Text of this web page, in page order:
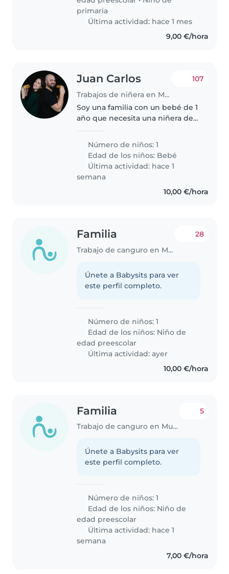
primaria
Última actividad: hace 1 mes
9,00 €/hora
Juan Carlos
Trabajos de niñera en Murcia
107
Soy una familia con un bebé de 1
año que necesita una niñera de
nuestro hijo enérgico, juguetón
e inteligente. Buscamos alguien
que se sienta cómoda con..
Número de niños: 1
Edad de los niños: Bebé
Última actividad: hace 1
semana
10,00 €/hora
Familia
Trabajo de canguro en Murcia
28
Únete a Babysits para ver
este perfil completo.
Número de niños: 1
Edad de los niños: Niño de
edad preescolar
Última actividad: ayer
10,00 €/hora
Familia
Trabajo de canguro en Murcia
5
Únete a Babysits para ver
este perfil completo.
Número de niños: 1
Edad de los niños: Niño de
edad preescolar
Última actividad: hace 1
semana
7,00 €/hora